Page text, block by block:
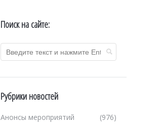
Поиск на сайте:
Рубрики новостей
(976)
Анонсы мероприятий